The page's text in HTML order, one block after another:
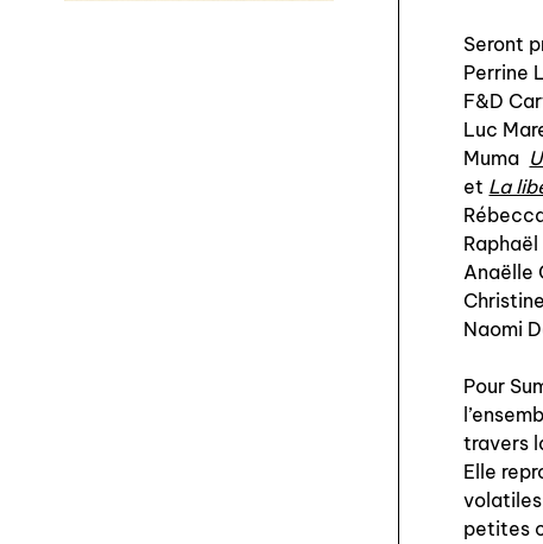
Seront
Perrine
F&D
Luc
Muma
et La
Anaëlle
Naomi
Pour
travers
Elle
petites